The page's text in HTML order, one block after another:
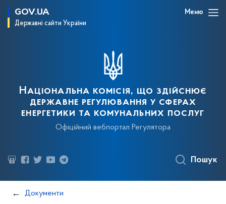
GOV.UA
Державні сайти України
Меню
Національна комісія, що здійснює
державне регулювання у сферах
енергетики та комунальних послуг
Офіційний вебпортал Регулятора
Пошук
Документи